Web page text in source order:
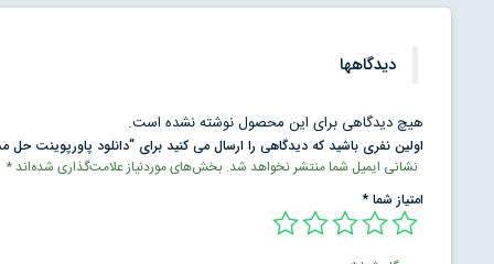
دیدگاهها
هیچ دیدگاهی برای این محصول نوشته نشده است.
اولین نفری باشید که دیدگاهی را ارسال می کنید برای “دانلود پاورپوینت حل
نشانی ایمیل شما منتشر نخواهد شد. بخش‌های موردنیاز علامت‌گذاری شده‌اند*
امتیاز شما*